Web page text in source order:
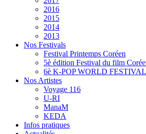
2016
2015
2014
2013
Nos Festivals
Festival Printemps Coréen
5è édition Festival du film
6è K-POP WORLD
Nos Artistes
Voyage 116
U-RI
ManaM
KEDA
Infos pratiques